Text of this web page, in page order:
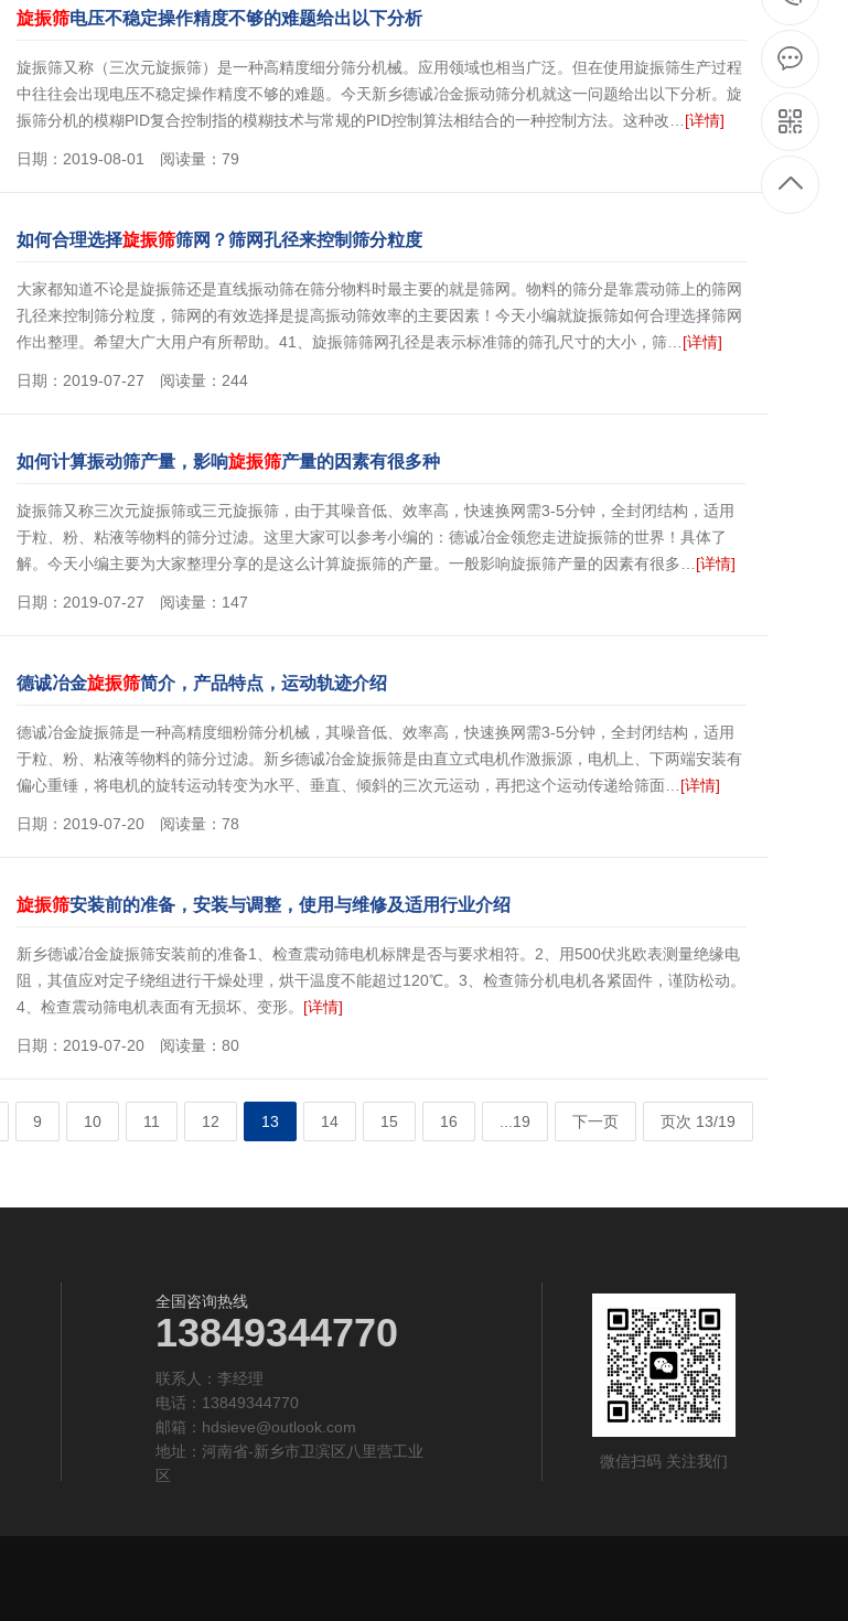
旋振筛电压不稳定操作精度不够的难题给出以下分析
旋振筛又称（三次元旋振筛）是一种高精度细分筛分机械。应用领域也相当广泛。但在使用旋振筛生产过程
中往往会出现电压不稳定操作精度不够的难题。今天新乡德诚冶金振动筛分机就这一问题给出以下分析。旋
振筛分机的模糊PID复合控制指的模糊技术与常规的PID控制算法相结合的一种控制方法。这种改…[详情]
日期：2019-08-01 阅读量：79
如何合理选择旋振筛筛网？筛网孔径来控制筛分粒度
大家都知道不论是旋振筛还是直线振动筛在筛分物料时最主要的就是筛网。物料的筛分是靠震动筛上的筛网
孔径来控制筛分粒度，筛网的有效选择是提高振动筛效率的主要因素！今天小编就旋振筛如何合理选择筛网
作出整理。希望大广大用户有所帮助。41、旋振筛筛网孔径是表示标准筛的筛孔尺寸的大小，筛…[详情]
日期：2019-07-27 阅读量：244
如何计算振动筛产量，影响旋振筛产量的因素有很多种
旋振筛又称三次元旋振筛或三元旋振筛，由于其噪音低、效率高，快速换网需3-5分钟，全封闭结构，适用
于粒、粉、粘液等物料的筛分过滤。这里大家可以参考小编的：德诚冶金领您走进旋振筛的世界！具体了
解。今天小编主要为大家整理分享的是这么计算旋振筛的产量。一般影响旋振筛产量的因素有很多…[详情]
日期：2019-07-27 阅读量：147
德诚冶金旋振筛简介，产品特点，运动轨迹介绍
德诚冶金旋振筛是一种高精度细粉筛分机械，其噪音低、效率高，快速换网需3-5分钟，全封闭结构，适用
于粒、粉、粘液等物料的筛分过滤。新乡德诚冶金旋振筛是由直立式电机作激振源，电机上、下两端安装有
偏心重锤，将电机的旋转运动转变为水平、垂直、倾斜的三次元运动，再把这个运动传递给筛面…[详情]
日期：2019-07-20 阅读量：78
旋振筛安装前的准备，安装与调整，使用与维修及适用行业介绍
新乡德诚冶金旋振筛安装前的准备1、检查震动筛电机标牌是否与要求相符。2、用500伏兆欧表测量绝缘电
阻，其值应对定子绕组进行干燥处理，烘干温度不能超过120℃。3、检查筛分机电机各紧固件，谨防松动。
4、检查震动筛电机表面有无损坏、变形。 [详情]
日期：2019-07-20 阅读量：80
9 10 11 12 13 14 15 16 ...19 下一页 页次 13/19
微信扫码 关注我们
全国咨询热线
13849344770
联系人：李经理‬
电话：13849344770
邮箱： hdsieve@outlook.com
地址：河南省-新乡市卫滨区八里营工业
区